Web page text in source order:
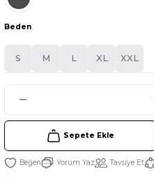
Beden
S M L XL XXL
Sepete Ekle
Yorum Yaz Tavsiye Et